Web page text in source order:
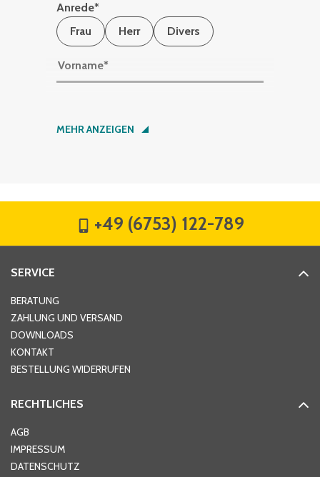
Anrede*
Frau
Herr Divers
Vorname*
Nachname*
Hausnummer
Ort*
Telefon
MEHR ANZEIGEN
+49 (6753) 122-789
SERVICE
BERATUNG
ZAHLUNG UND VERSAND
DOWNLOADS
KONTAKT
BESTELLUNG WIDERRUFEN
RECHTLICHES
AGB
IMPRESSUM
DATENSCHUTZ